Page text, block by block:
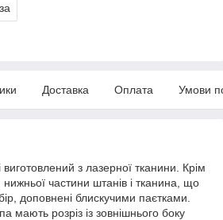
Доставка Оплата Умови
виготовлений з лазерної тканини. Крім
нижньої частини штанів і тканина, що
доповнені блискучими паєтками.
мають розріз із зовнішнього боку